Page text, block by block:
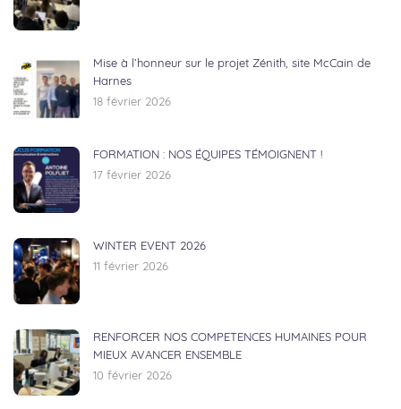
Mise à l’honneur sur le projet Zénith, site McCain de
Harnes
18 février 2026
FORMATION : NOS ÉQUIPES TÉMOIGNENT !
17 février 2026
WINTER EVENT 2026
11 février 2026
RENFORCER NOS COMPETENCES HUMAINES POUR
MIEUX AVANCER ENSEMBLE
10 février 2026